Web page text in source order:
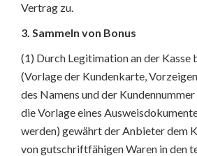
Vertrag zu.
3. Sammeln von Bonus
(1) Durch Legitimation an der Kasse
(Vorlage der Kundenkarte,
des Namens und der
die Vorlage eines
werden) gewährt der Anbieter dem
von gutschriftfähigen Waren in den